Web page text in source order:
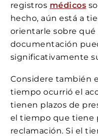
registros médicos
hecho, aún está a
orientarle sobre qué
documentación
significativamente
Considere también
tiempo ocurrió el
tienen plazos de
el tiempo que tiene
reclamación. Si el